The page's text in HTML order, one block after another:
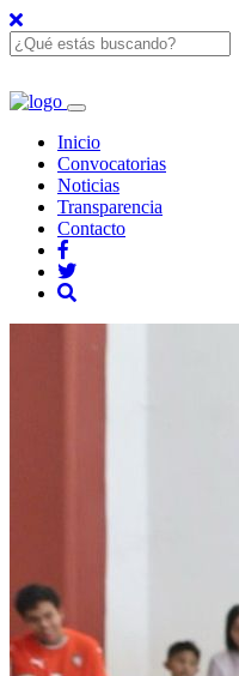
Inicio
Convocatorias
Noticias
Transparencia
Contacto